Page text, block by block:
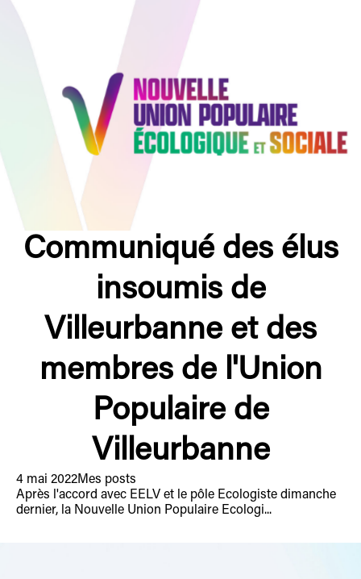
Communiqué des élus
insoumis de
Villeurbanne et des
membres de l'Union
Populaire de
Villeurbanne
4 mai 2022Mes posts
Après l'accord avec EELV et le pôle Ecologiste dimanche
dernier, la Nouvelle Union Populaire Ecologi...